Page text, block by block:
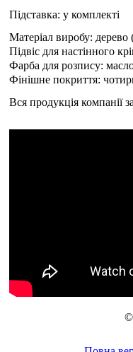
Підставка: у комплекті
Матеріал виробу:
Підвіс для настінного
Фарба для розпису:
Фінішне покриття:
Вся продукція компанії
©